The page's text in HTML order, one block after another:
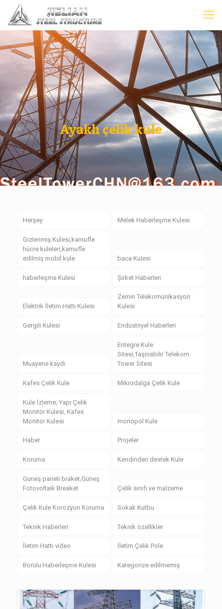
Ayaklı çelik kule
Herşey Melek Haberleşme Kulesi
Gizlenmiş Kulesi,kamufle
hücre kuleleri,kamufle
edilmiş mobil kule
baca Kulesi
haberleşme Kulesi Şirket Haberleri
Elektrik İletim Hattı Kulesi
Zemin Telekomünikasyon
Kulesi
Gergili Kulesi Endüstriyel Haberleri
Muayene kaydı
Entegre Kule
Sitesi,Taşınabilir Telekom
Tower Sitesi
Kafes Çelik Kule Mikrodalga Çelik Kule
Kule İzleme, Yapı Çelik
Monitör Kulesi, Kafes
Monitör Kulesi
monopol Kule
Haber Projeler
Koruma Kendinden destek Kule
Güneş paneli braket,Güneş
Fotovoltaik Breaket
Çelik sınıfı ve malzeme
Çelik Kule Korozyon Koruma Sokak Kutbu
Teknik Haberleri Teknik özellikler
İletim Hattı video İletim Çelik Pole
Borulu Haberleşme Kulesi Kategorize edilmemiş